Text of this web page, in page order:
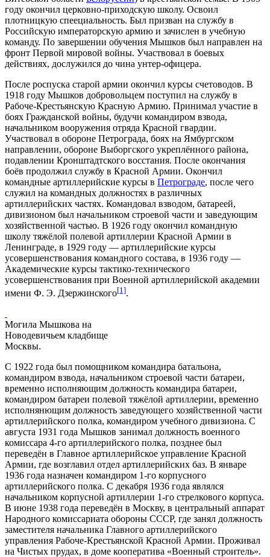
году окончил церковно-приходскую школу. Освоил
плотницкую спеециальность. Был призван на службу в
Российскую императорскую армию и зачислен в учебную
команду. По завершении обучения Мышков был направлен на
фронт Первой мировой войны. Участвовал в боевых
действиях, дослужился до чина унтер-офицера.
После роспуска старой армии окончил курсы счетоводов. В
1918 году Мышков добровольцем поступил на службу в
Рабоче-Крестьянскую Красную Армию. Принимал участие в
боях Гражданской войны, будучи командиром взвода,
начальником вооружения отряда Красной гвардии.
Участвовал в обороне Петрограда, боях на Ямбургском
направлении, обороне Выборгского укреплённого района,
подавлении Кронштадтского восстания. После окончания
боёв продолжил службу в Красной Армии. Окончил
командные артиллерийские курсы в Петрограде, после чего
служил на командных должностях в различных
артиллерийских частях. Командовал взводом, батареей,
дивизионом был начальником строевой части и заведующим
хозяйственной частью. В 1926 году окончил командную
школу тяжёлой полевой артиллерии Красной Армии в
Ленинграде, в 1929 году — артиллерийские курсы
усовершенствования командного состава, в 1936 году —
Академические курсы тактико-технического
усовершенствования при Военной артиллерийской академии
имени Ф. Э. Дзержинского[1].
Могила Мышкова на
Новодевичьем кладбище
Москвы.
С 1922 года был помощником командира батальона,
командиром взвода, начальником строевой части батареи,
временно исполняющим должность командира батареи,
командиром батареи полевой тяжёлой артиллерии, временно
исполнянющим должность заведующего хозяйственной части
артиллерийского полка, командиром учебного дивизиона. С
августа 1931 года Мышков занимал должность военного
комиссара 4-го артиллерийского полка, позднее был
переведён в Главное артиллерийское управление Красной
Армии, где возглавил отдел артиллерийских баз. В январе
1936 года назначен командиром 1-го корпусного
артиллерийского полка. С декабря 1936 года являлся
начальником корпусной артиллерии 1-го стрелкового корпуса.
В июне 1938 года переведён в Москву, в центральный аппарат
Народного комиссариата обороны СССР, где занял должность
заместителя начальника Главного артиллерийского
управления Рабоче-Крестьянской Красной Армии. Проживал
на Чистых прудах, в доме кооператива «Военный строитель».